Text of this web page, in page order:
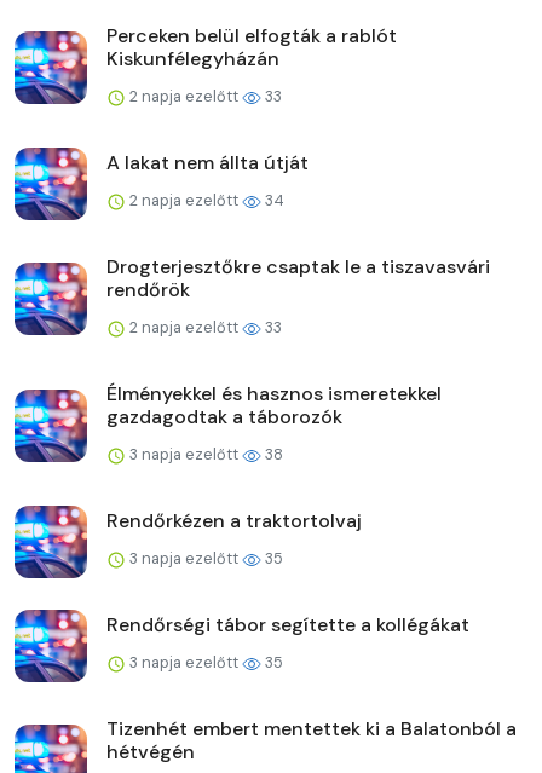
Perceken belül elfogták a rablót
Kiskunfélegyházán
2 napja ezelőtt 33
A lakat nem állta útját
2 napja ezelőtt 34
Drogterjesztőkre csaptak le a tiszavasvári
rendőrök
2 napja ezelőtt 33
Élményekkel és hasznos ismeretekkel
gazdagodtak a táborozók
3 napja ezelőtt 38
Rendőrkézen a traktortolvaj
3 napja ezelőtt 35
Rendőrségi tábor segítette a kollégákat
3 napja ezelőtt 35
Tizenhét embert mentettek ki a Balatonból a
hétvégén